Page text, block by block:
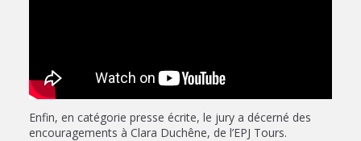
Enfin, en catégorie presse écrite, le jury a décerné des
encouragements à Clara Duchêne, de l’EPJ Tours.